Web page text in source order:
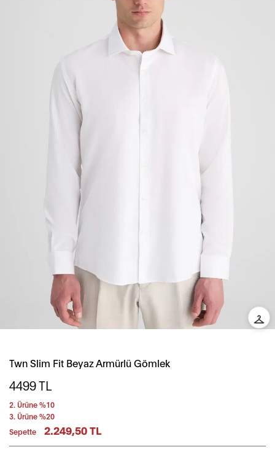
Twn Slim Fit Beyaz Armürlü Gömlek
4499TL
2. Ürüne %10
3. Ürüne %20
Sepette
2.249,50 TL